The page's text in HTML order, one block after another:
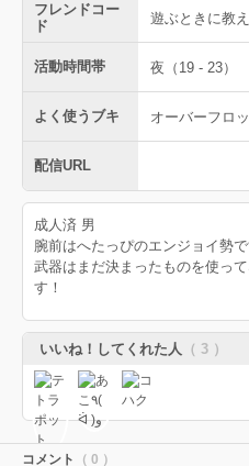
フレンドコー
ド
遊ぶときに教
活動時間帯 夜（19 - 23）
よく使うブキ オーバーフロ
配信URL
成人済 男
腕前はへたっぴのエンジョイ勢で
武器はまだ決まったものを使っ
す！
いいね！してくれた人 （ 3 ）
コメント （ 0 ）